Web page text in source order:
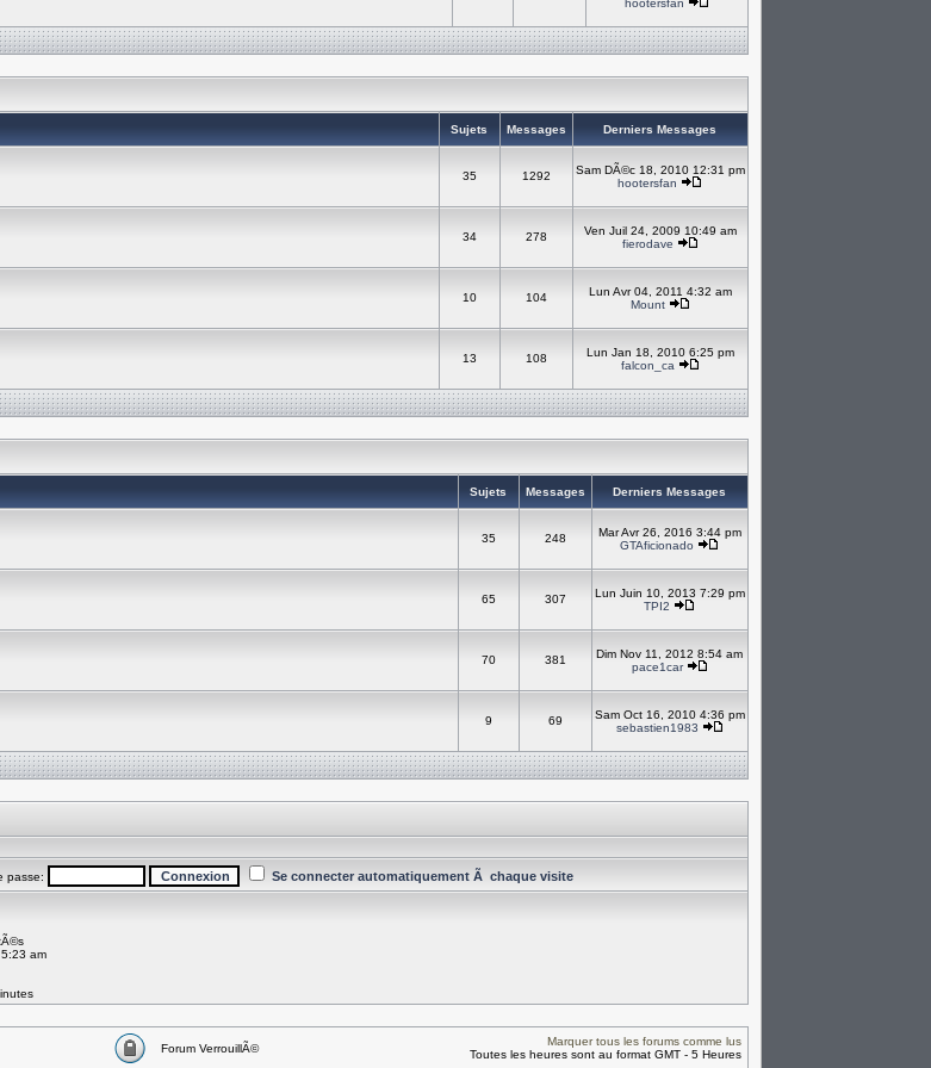
hootersfan
Sujets Messages Derniers Messages
35 1292
Sam DÃ©c 18, 2010 12:31 pm
hootersfan
34 278
Ven Juil 24, 2009 10:49 am
fierodave
10 104
Lun Avr 04, 2011 4:32 am
Mount
13 108
Lun Jan 18, 2010 6:25 pm
falcon_ca
Sujets Messages Derniers Messages
35 248
Mar Avr 26, 2016 3:44 pm
GTAficionado
65 307
Lun Juin 10, 2013 7:29 pm
TPI2
70 381
Dim Nov 11, 2012 8:54 am
pace1car
9 69
Sam Oct 16, 2010 4:36 pm
sebastien1983
passe: Se connecter automatiquement Ã chaque visite
am
Forum VerrouillÃ©
Marquer tous les forums comme lus
Toutes les heures sont au format GMT - 5 Heures